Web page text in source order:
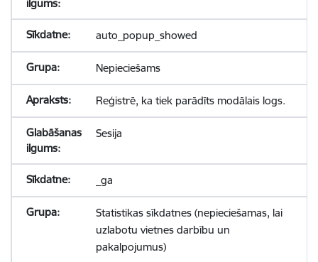
auto_popup_showed
Nepieciešams
Reģistrē, ka tiek parādīts modālais logs.
Sesija
_ga
Statistikas sīkdatnes (nepieciešamas, lai
uzlabotu vietnes darbību un
pakalpojumus)